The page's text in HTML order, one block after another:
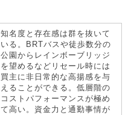
知名度と存在感は群を抜いて
いる。BRTバスや徒歩数分の
公園からレインボーブリッジ
を望めるなどリセール時には
買主に非日常的な高揚感を与
えることができる。低層階の
コストパフォーマンスが極め
て高い。資金力と通勤事情が